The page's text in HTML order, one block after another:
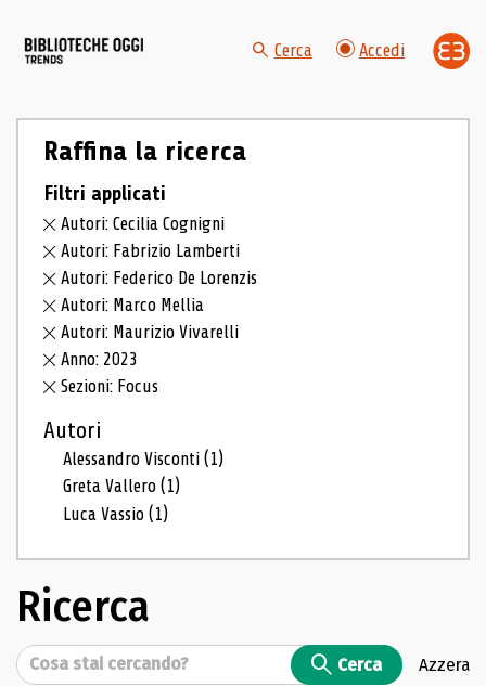
Cerca Accedi
Raffina la ricerca
Filtri applicati
Autori: Cecilia Cognigni
Autori: Fabrizio Lamberti
Autori: Federico De Lorenzis
Autori: Marco Mellia
Autori: Maurizio Vivarelli
Anno: 2023
Sezioni: Focus
Autori
Alessandro Visconti(1)
Greta Vallero(1)
Luca Vassio(1)
Ricerca
Cerca Cerca Azzera